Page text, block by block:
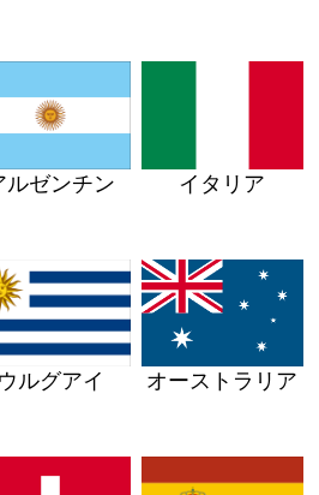
ルゼンチン イタリア
ウルグアイ オーストラリア